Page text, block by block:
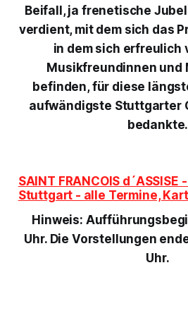
Beifall, ja frenetische
verdient, mit dem sich das
in dem sich erfreulich
Musikfreundinnen und
befinden, für diese
aufwändigste Stuttgarter
bedankte.
SAINT FRANCOIS
Stuttgart - alle Termine,
Hinweis: Aufführungsb
Uhr. Die Vorstellungen
Uhr.